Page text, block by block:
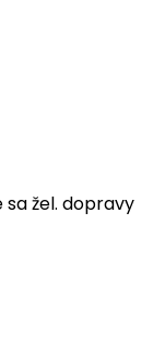
sa žel. dopravy